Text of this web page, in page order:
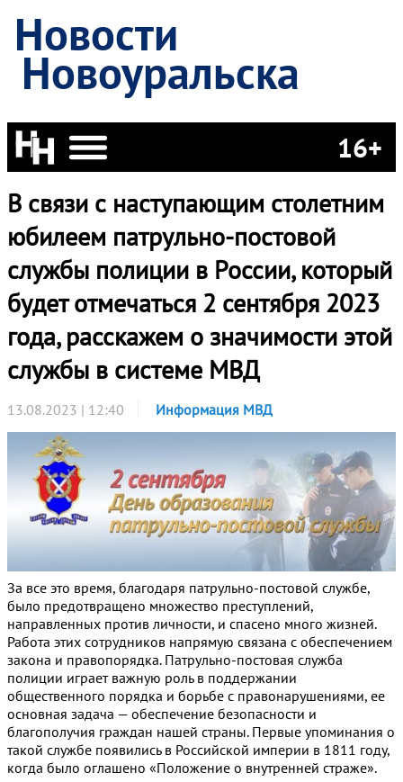
Новости
Новоуральска
16+
В связи с наступающим столетним
юбилеем патрульно-постовой
службы полиции в России, который
будет отмечаться 2 сентября 2023
года, расскажем о значимости этой
службы в системе МВД
13.08.2023 | 12:40 Информация МВД
За все это время, благодаря патрульно-постовой службе,
было предотвращено множество преступлений,
направленных против личности, и спасено много жизней.
Работа этих сотрудников напрямую связана с обеспечением
закона и правопорядка. Патрульно-постовая служба
полиции играет важную роль в поддержании
общественного порядка и борьбе с правонарушениями, ее
основная задача — обеспечение безопасности и
благополучия граждан нашей страны. Первые упоминания о
такой службе появились в Российской империи в 1811 году,
когда было оглашено «Положение о внутренней страже».